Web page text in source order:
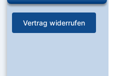
Vertrag widerrufen